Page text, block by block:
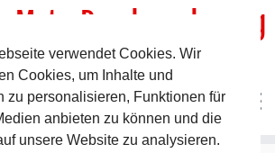
um Pommelsbrunn
verwendet Cookies. Wir
Cookies, um Inhalte und
zu personalisieren, Funktionen für
anbieten zu können und die
unsere Website zu analysieren.